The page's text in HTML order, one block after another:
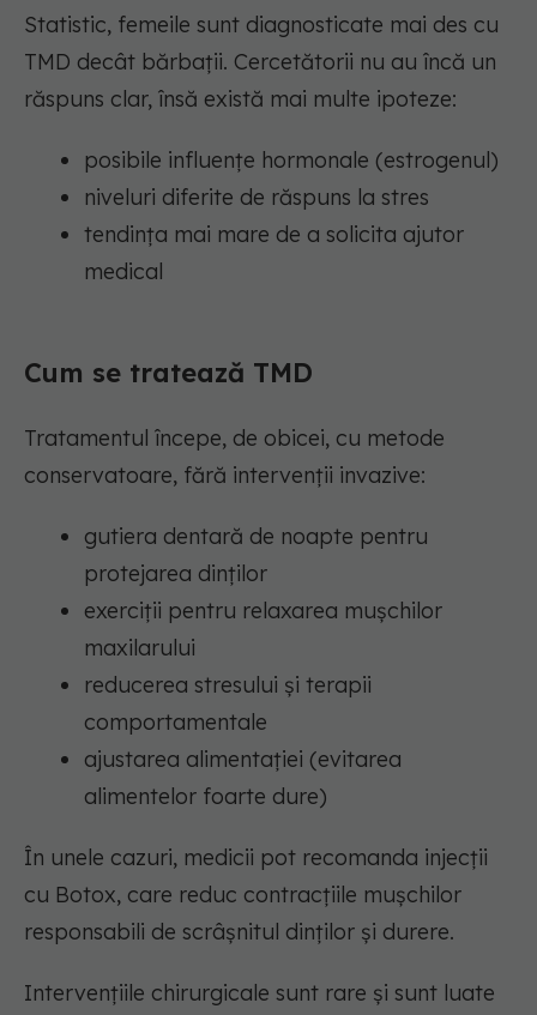
Statistic, femeile sunt diagnosticate mai des cu
TMD decât bărbații. Cercetătorii nu au încă un
răspuns clar, însă există mai multe ipoteze:
posibile influențe hormonale (estrogenul)
niveluri diferite de răspuns la stres
tendința mai mare de a solicita ajutor
medical
Cum se tratează TMD
Tratamentul începe, de obicei, cu metode
conservatoare, fără intervenții invazive:
gutiera dentară de noapte pentru
protejarea dinților
exerciții pentru relaxarea mușchilor
maxilarului
reducerea stresului și terapii
comportamentale
ajustarea alimentației (evitarea
alimentelor foarte dure)
În unele cazuri, medicii pot recomanda injecții
cu Botox, care reduc contracțiile mușchilor
responsabili de scrâșnitul dinților și durere.
Intervențiile chirurgicale sunt rare și sunt luate